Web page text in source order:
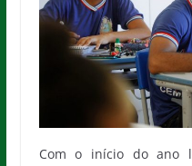
Com o início do ano